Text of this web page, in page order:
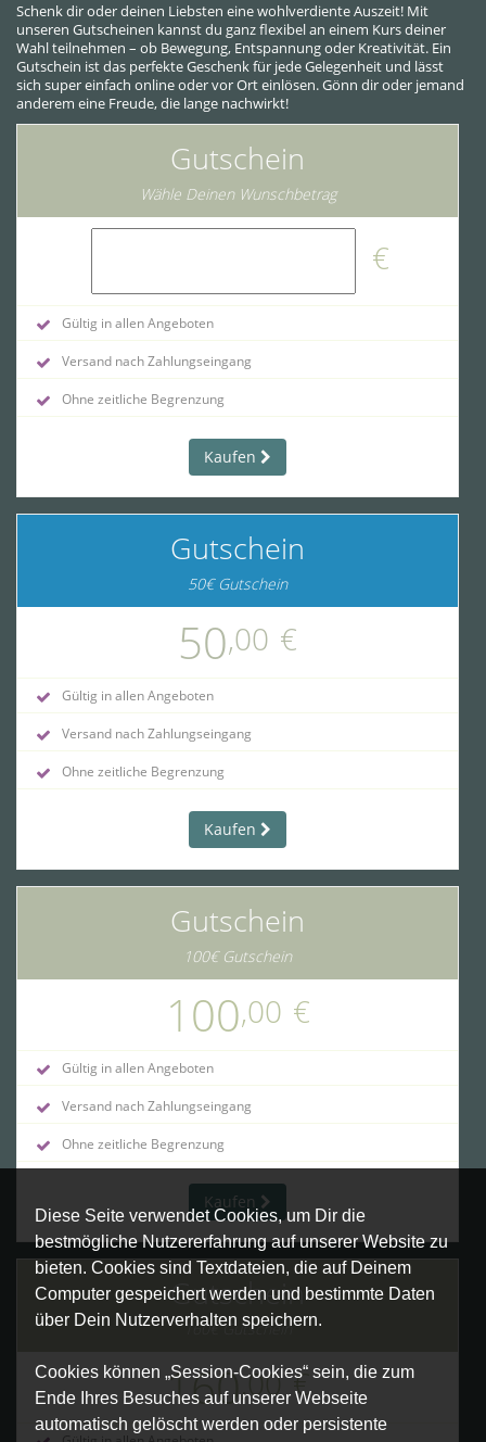
Diese Seite verwendet Cookies, um Dir die
bestmögliche Nutzererfahrung auf unserer Website zu
bieten. Cookies sind Textdateien, die auf Deinem
Computer gespeichert werden und bestimmte Daten
über Dein Nutzerverhalten speichern.
Cookies können „Session-Cookies“ sein, die zum
Ende Ihres Besuches auf unserer Webseite
automatisch gelöscht werden oder persistente
Schenk dir oder deinen Liebsten eine wohlverdiente Auszeit! Mit
unseren Gutscheinen kannst du ganz flexibel an einem Kurs deiner
Wahl teilnehmen – ob Bewegung, Entspannung oder Kreativität. Ein
Gutschein ist das perfekte Geschenk für jede Gelegenheit und lässt
sich super einfach online oder vor Ort einlösen. Gönn dir oder jemand
anderem eine Freude, die lange nachwirkt!
Gutschein
Wähle Deinen Wunschbetrag
€
Gültig in allen Angeboten
Versand nach Zahlungseingang
Ohne zeitliche Begrenzung
Kaufen
Gutschein
50€ Gutschein
50,00 €
Gültig in allen Angeboten
Versand nach Zahlungseingang
Ohne zeitliche Begrenzung
Kaufen
Gutschein
100€ Gutschein
100,00 €
Gültig in allen Angeboten
Versand nach Zahlungseingang
Ohne zeitliche Begrenzung
Kaufen
Gutschein
160€ Gutschein
160,00 €